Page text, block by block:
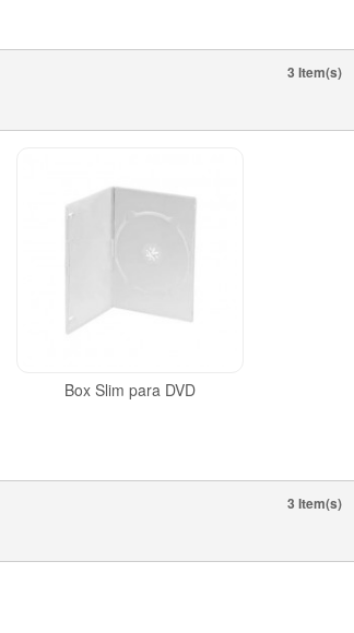
3 Item(s)
Box Slim para DVD
3 Item(s)